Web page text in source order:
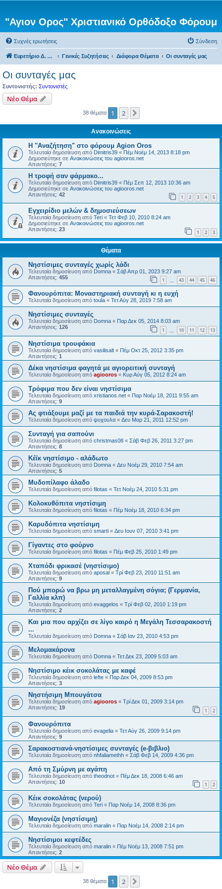
"Αγιον Ορος" Χριστιανικό Ορθόδοξο Φόρουμ
Συχνές ερωτήσεις Σύνδεση
Ευρετήριο Δ. Συζήτησης Γενικές Συζητήσεις Διάφορα Θέματα Οι συνταγές μας
Οι συνταγές μας
Συντονιστής: Συντονιστές
Νέο Θέμα
38 θέματα 1 2
Ανακοινώσεις
Η "Αναζήτηση" στο φόρουμ Agion Oros
Τελευταία δημοσίευση από Dimitris39 « Πέμ Νοέμ 14, 2013 8:18 pm
Δημοσιεύτηκε σε Ανακοινώσεις του agiooros.net
Απαντήσεις: 7
H τροφή σαν φάρμακο...
Τελευταία δημοσίευση από Dimitris39 « Πέμ Σεπ 12, 2013 10:36 am
Δημοσιεύτηκε σε Ανακοινώσεις του agiooros.net
Απαντήσεις: 42 1 2 3 4 5
Εγχειρίδιο μελών & δημοσιεύσεων
Τελευταία δημοσίευση από Teri « Τετ Φεβ 10, 2010 8:24 am
Δημοσιεύτηκε σε Ανακοινώσεις του agiooros.net
Απαντήσεις: 23 1 2 3
Θέματα
Νηστίσιμες συνταγές χωρίς λάδι
Τελευταία δημοσίευση από Domna « Σάβ Απρ 01, 2023 9:27 am
Απαντήσεις: 455 1 43 44 45 46
Φανουρόπιτα: Μοναστηριακή συνταγή κι η ευχή
Τελευταία δημοσίευση από toula « Τετ Αύγ 28, 2019 7:58 am
Νηστίσιμες συνταγές
Τελευταία δημοσίευση από Domna « Παρ Δεκ 05, 2014 8:03 am
Απαντήσεις: 126 1 10 11 12 13
Νηστίσιμα τρουφάκια
Τελευταία δημοσίευση από vasilisalt « Πέμ Οκτ 25, 2012 3:35 pm
Απαντήσεις: 1
Δέκα νηστίσιμα φαγητά με αγιορειτική συνταγή
Τελευταία δημοσίευση από agiooros « Κυρ Αύγ 05, 2012 8:24 am
Τρόφιμα που δεν είναι νηστίσιμα
Τελευταία δημοσίευση από xristianos.net « Παρ Νοέμ 18, 2011 9:55 am
Απαντήσεις: 9
Ας φτιάξουμε μαζί με τα παιδιά την κυρά-Σαρακοστή!
Τελευταία δημοσίευση από ψυχουλα « Δευ Μαρ 21, 2011 12:52 pm
Συνταγή για σαπούνι
Τελευταία δημοσίευση από christmas08 « Σάβ Φεβ 26, 2011 3:27 pm
Απαντήσεις: 8
Κέϊκ νηστίσιμο - αλάδωτο
Τελευταία δημοσίευση από Domna « Δευ Νοέμ 29, 2010 7:54 am
Απαντήσεις: 5
Μυδοπίλαφο άλαδο
Τελευταία δημοσίευση από filotas « Τετ Νοέμ 24, 2010 5:31 pm
Κολοκυθόπιτα νηστίσιμη
Τελευταία δημοσίευση από filotas « Πέμ Νοέμ 18, 2010 6:34 pm
Καρυδόπιτα νηστίσιμη
Τελευταία δημοσίευση από smarti « Δευ Ιουν 07, 2010 3:41 pm
Γίγαντες στο φούρνο
Τελευταία δημοσίευση από filotas « Πέμ Φεβ 25, 2010 1:49 pm
Χταπόδι φρικασέ (νηστίσιμο)
Τελευταία δημοσίευση από aposal « Τρί Φεβ 23, 2010 11:51 am
Απαντήσεις: 9
Πού μπορώ να βρω μη μεταλλαγμένη σόγια; (Γερμανία,
Γαλλία κλπ)
Τελευταία δημοσίευση από evaggelos « Τρί Φεβ 02, 2010 1:19 pm
Απαντήσεις: 2
Και μια που αρχίζει σε λίγο καιρό η Μεγάλη Τεσσαρακοστή
...
Τελευταία δημοσίευση από Domna « Σάβ Ιαν 23, 2010 4:53 pm
Μελομακάρονα
Τελευταία δημοσίευση από Domna « Τετ Δεκ 23, 2009 5:03 am
Νηστίσιμο κέικ σοκολάτας με καφέ
Τελευταία δημοσίευση από lefte « Παρ Δεκ 04, 2009 8:53 pm
Απαντήσεις: 3
Νηστήσιμη Μπουγάτσα
Τελευταία δημοσίευση από agiooros « Τρί Δεκ 01, 2009 3:14 pm
Απαντήσεις: 19 1 2
Φανουρόπιτα
Τελευταία δημοσίευση από evagelia « Τετ Αύγ 26, 2009 9:14 pm
Απαντήσεις: 9
Σαρακοστιανά-νηστίσιμες συνταγές (e-βιβλιο)
Τελευταία δημοσίευση από nhfaliamethh « Σάβ Φεβ 14, 2009 4:36 pm
Από τη Σμύρνη με αγάπη
Τελευταία δημοσίευση από theodnot « Πέμ Δεκ 18, 2008 6:46 am
Απαντήσεις: 10 1 2
Κέικ σοκολάτας (νερού)
Τελευταία δημοσίευση από Teri « Παρ Νοέμ 14, 2008 8:36 pm
Μαγιονέζα (νηστίσιμη)
Τελευταία δημοσίευση από maralin « Παρ Νοέμ 14, 2008 2:14 pm
Νηστίσιμοι κεφτέδες
Τελευταία δημοσίευση από maralin « Πέμ Νοέμ 13, 2008 7:51 pm
Απαντήσεις: 2
Νέο Θέμα
38 θέματα 1 2